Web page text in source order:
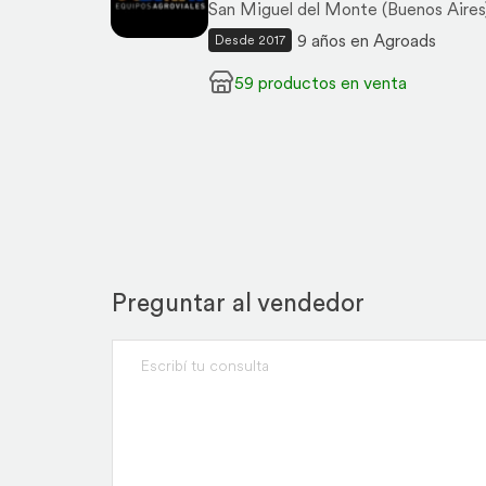
San Miguel del Monte (Buenos
Desde 2017
9 años en Agroads
59 productos en venta
Preguntar al vendedor